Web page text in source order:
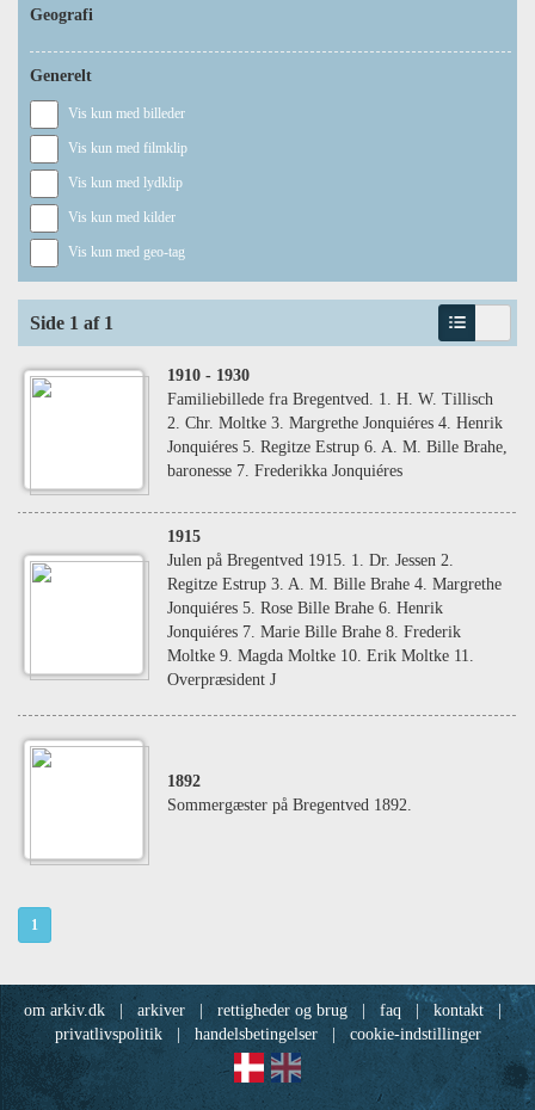
Geografi
Generelt
Vis kun med billeder
Vis kun med filmklip
Vis kun med lydklip
Vis kun med kilder
Vis kun med geo-tag
Side 1 af 1
1910 - 1930
Familiebillede fra Bregentved. 1. H. W. Tillisch
2. Chr. Moltke 3. Margrethe Jonquiéres 4. Henrik
Jonquiéres 5. Regitze Estrup 6. A. M. Bille Brahe,
baronesse 7. Frederikka Jonquiéres
1915
Julen på Bregentved 1915. 1. Dr. Jessen 2.
Regitze Estrup 3. A. M. Bille Brahe 4. Margrethe
Jonquiéres 5. Rose Bille Brahe 6. Henrik
Jonquiéres 7. Marie Bille Brahe 8. Frederik
Moltke 9. Magda Moltke 10. Erik Moltke 11.
Overpræsident J
1892
Sommergæster på Bregentved 1892.
1
om arkiv.dk arkiver rettigheder og brug | faq | kontakt |
privatlivspolitik
handelsbetingelser cookie-indstillinger